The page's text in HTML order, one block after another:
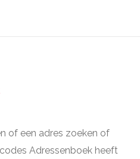
of een adres zoeken of
Adressenboek heeft